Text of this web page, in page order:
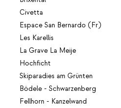
Civetta
Espace San Bernardo (Fr)
Les Karellis
La Grave La Meije
Hochficht
Skiparadies am Grünten
Bödele - Schwarzenberg
Fellhorn - Kanzelwand